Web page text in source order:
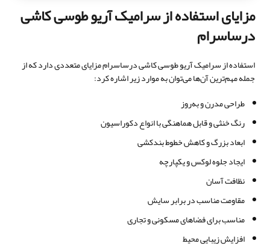
مزایای استفاده از سرامیک آریو طوسی کاشی
درساسرام
استفاده از سرامیک آریو طوسی کاشی درساسرام مزایای متعددی دارد که از
جمله مهم‌ترین آن‌ها می‌توان به موارد زیر اشاره کرد:
طراحی مدرن و به‌روز
رنگ خنثی و قابل هماهنگی با انواع دکوراسیون
ابعاد بزرگ و کاهش خطوط بندکشی
ایجاد جلوه لوکس و یکپارچه
نظافت آسان
مقاومت مناسب در برابر سایش
مناسب برای فضاهای مسکونی و تجاری
افزایش زیبایی محیط